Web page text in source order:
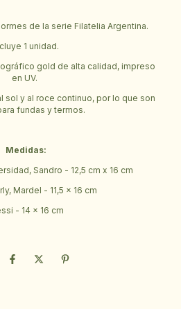
de la serie Filatelia Argentina.
1 unidad.
gold de alta calidad, impreso
en UV.
sol y al roce continuo, por lo que son
fundas y termos.
Medidas:
Sandro - 12,5 cm x 16 cm
Mardel - 11,5 x 16 cm
- 14 x 16 cm